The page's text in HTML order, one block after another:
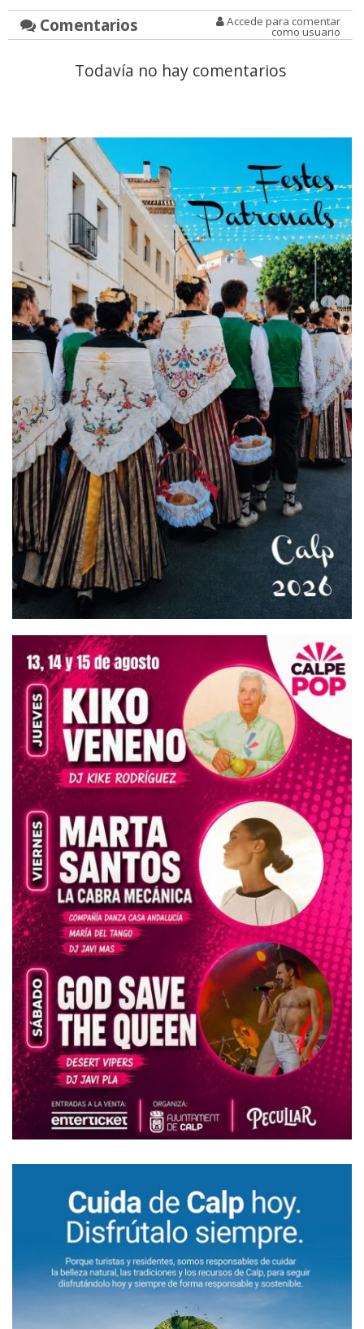
Comentarios Accede para comentar
como usuario
Todavía no hay comentarios